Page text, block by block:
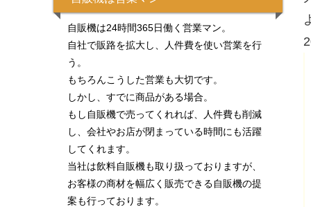
自販機は24時間365日働く営業マン。
自社で販路を拡大し、人件費を使い営業を行
う。
もちろんこうした営業も大切です。
しかし、すでに商品がある場合。
もし自販機で売ってくれれば、人件費も削減
し、会社やお店が閉まっている時間にも活躍
してくれます。
当社は飲料自販機も取り扱っておりますが、
お客様の商材を幅広く販売できる自販機の提
案も行っております。